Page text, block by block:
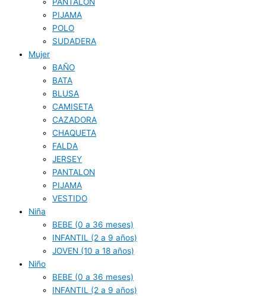
PANTALON
PIJAMA
POLO
SUDADERA
Mujer
BAÑO
BATA
BLUSA
CAMISETA
CAZADORA
CHAQUETA
FALDA
JERSEY
PANTALON
PIJAMA
VESTIDO
Niña
BEBE (0 a 36 meses)
INFANTIL (2 a 9 años)
JOVEN (10 a 18 años)
Niño
BEBE (0 a 36 meses)
INFANTIL (2 a 9 años)